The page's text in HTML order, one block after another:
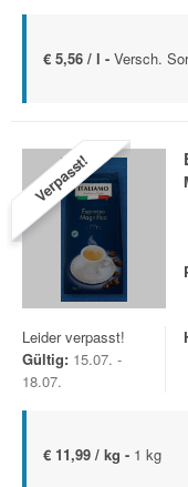
€ 5,56 / l - Versch.
Verpasst!
Leider verpasst!
Gültig: 15.07. -
18.07.
€ 11,99 / kg - 1 kg